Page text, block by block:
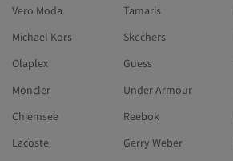
Vero Moda
Tamaris
Michael Kors
Skechers
Olaplex
Guess
Moncler
Under Armour
Chiemsee
Reebok
Lacoste
Gerry Weber